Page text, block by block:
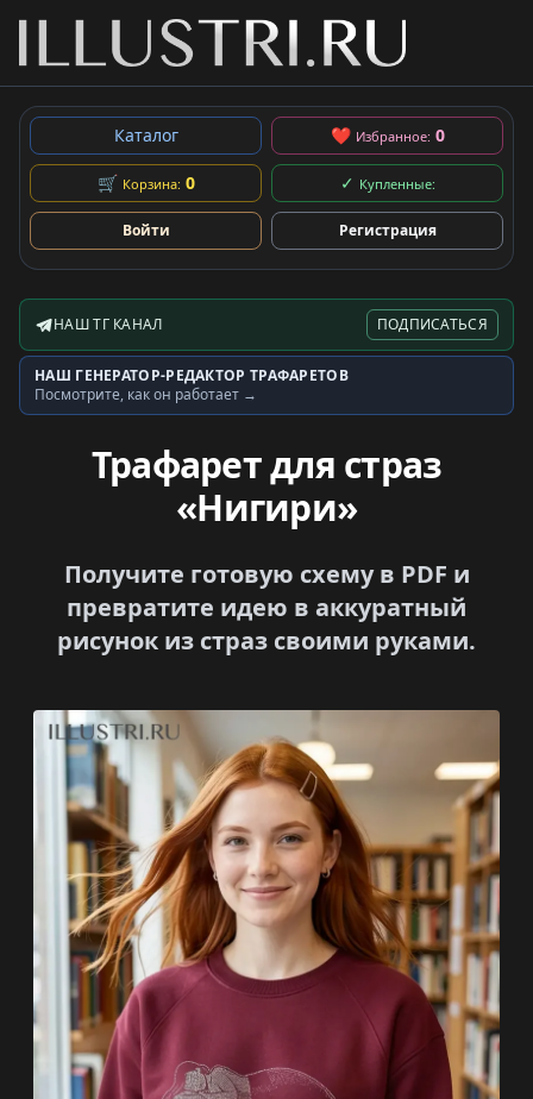
Каталог ❤ Избранное: 0
🛒 Корзина: 0 ✓ Купленные:
Войти Регистрация
Telegram-канал
НАШ ТГ КАНАЛ ПОДПИСАТЬСЯ
Генератор трафаретов
НАШ ГЕНЕРАТОР-РЕДАКТОР ТРАФАРЕТОВ
Посмотрите, как он работает →
Трафарет для страз
«Нигири»
Получите готовую схему в PDF и
превратите идею в аккуратный
рисунок из страз своими руками.